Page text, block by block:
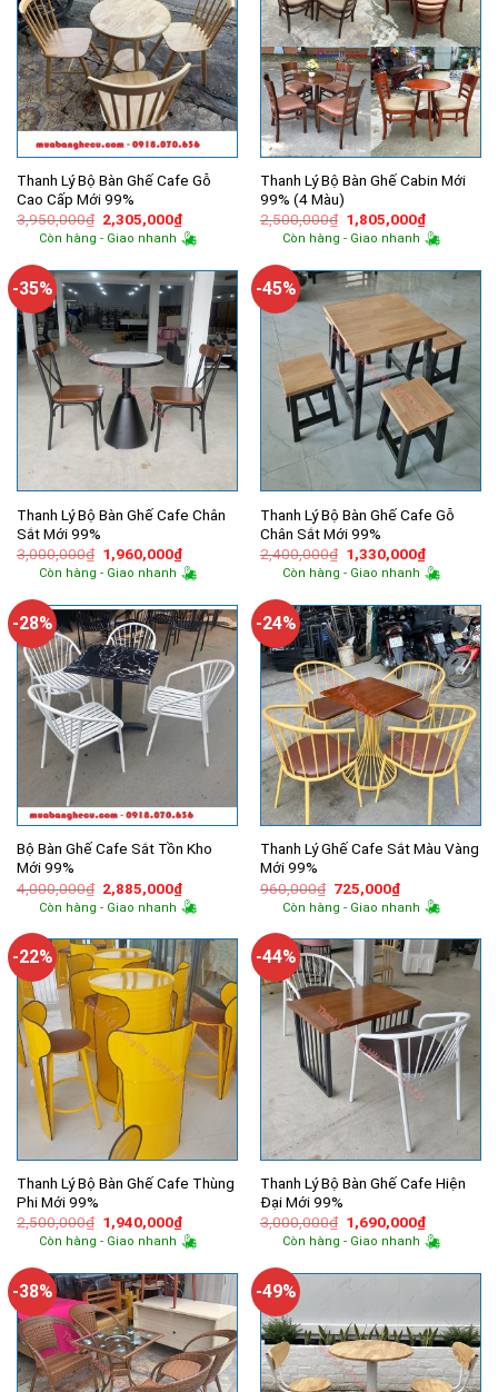
Thanh Lý Bộ Bàn Ghế Cafe Gỗ
Cao Cấp Mới 99%
3,950,000₫ Giá
gốc
là:
2,305,000₫Giá
hiện
tại
2,305,000₫.
Còn hàng - Giao nhanh
Thanh Lý Bộ Bàn Ghế Cabin Mới
99% (4 Màu)
2,500,000₫ Giá
gốc
là:
1,805,000₫Giá
hiện
tại
Còn hàng - Giao nhanh
-35%
Thanh Lý Bộ Bàn Ghế Cafe Chân
Sắt Mới 99%
3,000,000₫ Giá
gốc
là:
1,960,000₫Giá
hiện
tại
1,960,000₫.
Còn hàng - Giao nhanh
-45%
Thanh Lý Bộ Bàn Ghế Cafe Gỗ
Chân Sắt Mới 99%
2,400,000₫ Giá
gốc
là:
1,330,000₫Giá
hiện
tại
Còn hàng - Giao nhanh
-28%
Bộ Bàn Ghế Cafe Sắt Tồn Kho
Mới 99%
4,000,000₫ Giá
gốc
là:
2,885,000₫Giá
hiện
tại
2,885,000₫.
Còn hàng - Giao nhanh
-24%
Thanh Lý Ghế Cafe Sắt Màu Vàng
Mới 99%
960,000₫ Giá
gốc
là:
725,000₫Giá
hiện
tại
725,000₫.
Còn hàng - Giao nhanh
-22%
Thanh Lý Bộ Bàn Ghế Cafe Thùng
Phi Mới 99%
2,500,000₫ Giá
gốc
là:
1,940,000₫Giá
hiện
tại
1,940,000₫.
Còn hàng - Giao nhanh
-44%
Thanh Lý Bộ Bàn Ghế Cafe Hiện
Đại Mới 99%
3,000,000₫ Giá
gốc
là:
1,690,000₫Giá
hiện
tại
Còn hàng - Giao nhanh
-38% -49%